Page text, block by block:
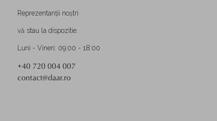
Reprezentanții noștri
vă stau la dispozitie.
Luni - Vineri: 09:00 - 18:00
+40 720 004 007
contact@daar.ro